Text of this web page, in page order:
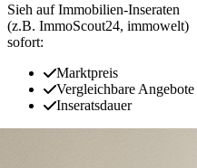
Sieh auf Immobilien‑Inseraten
(z.B. ImmoScout24, immowelt)
sofort:
Marktpreis
Vergleichbare Angebote
Inseratsdauer